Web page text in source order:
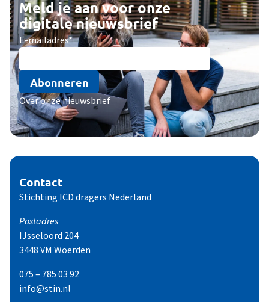
Meld je aan voor onze
digitale nieuwsbrief
E-mailadres*
Abonneren
Over onze nieuwsbrief
Contact
Stichting ICD dragers Nederland
Postadres
IJsseloord 204
3448 VM Woerden
075 – 785 03 92
info@stin.nl